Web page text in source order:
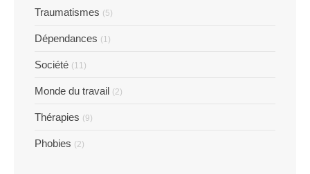
Traumatismes (5)
Dépendances (1)
Société (11)
Monde du travail (2)
Thérapies (9)
Phobies (2)